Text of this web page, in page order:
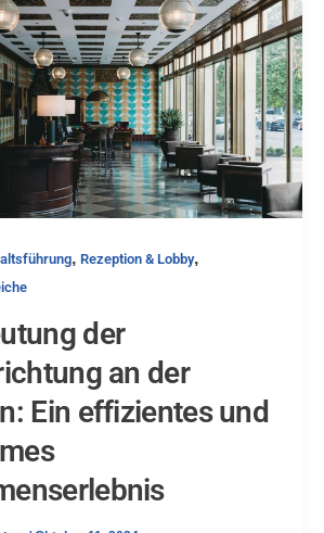
, Rezeption & Lobby,
der
an der
Ein effizientes und